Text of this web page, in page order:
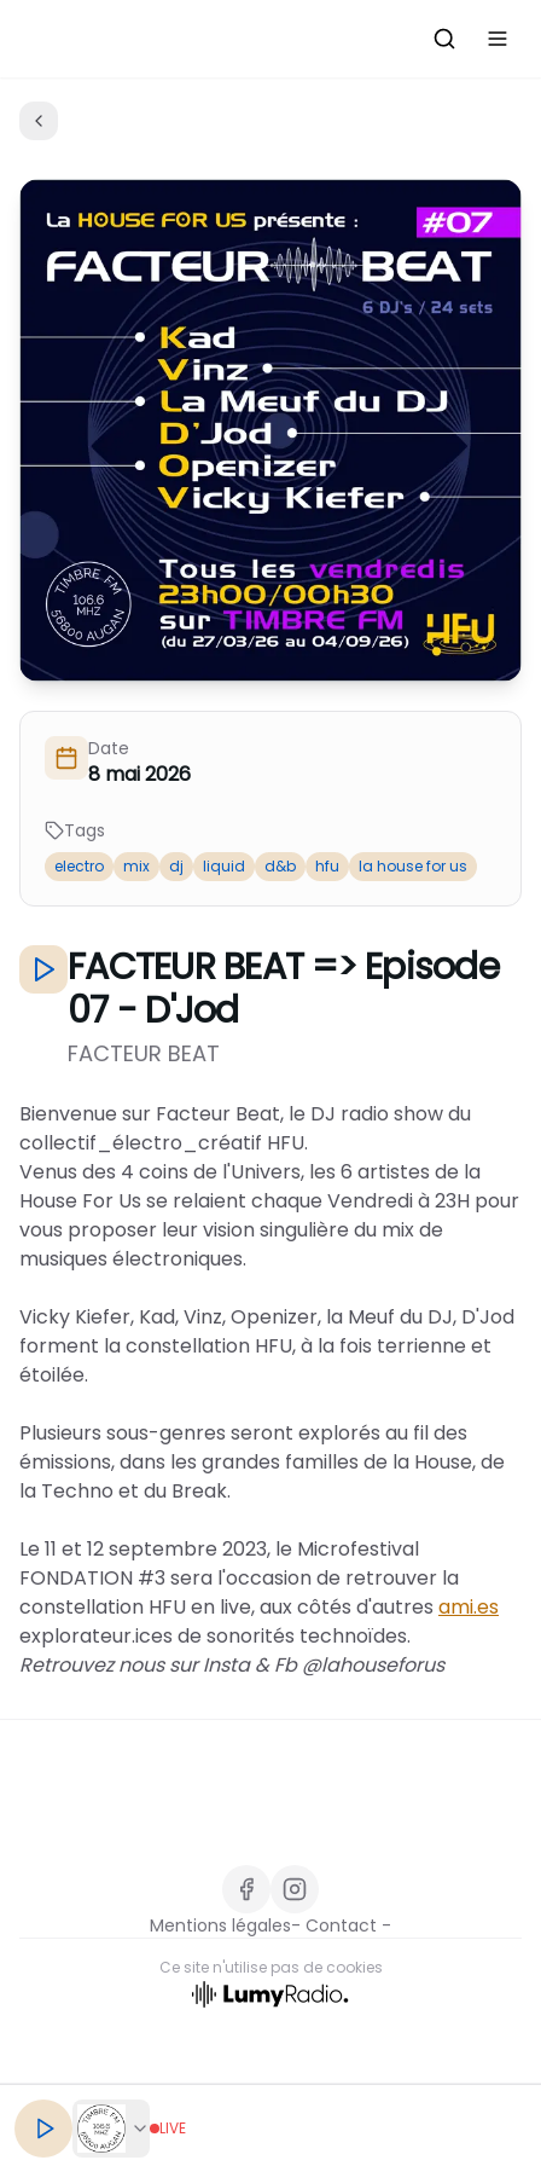
Actualités
Evénements à venir
Emissions
Grille des Programmes
C'était quoi ce morceau?
L'Association
L'équipe et les bénévoles
Nous rejoindre : Participer
Les Ateliers Radio
Les créations des Ateliers
Nos prestations
Nous Soutenir / Adhérer
J'adhère
Exprime ton soutien
Nous Contacter
La newsletter
FR
Date
8 mai 2026
Tags
electro mix dj liquid d&b hfu la house for us
FACTEUR BEAT => Episode
07 - D'Jod
FACTEUR BEAT
Bienvenue sur Facteur Beat, le DJ radio show du
collectif_électro_créatif HFU.
Venus des 4 coins de l'Univers, les 6 artistes de la
House For Us se relaient chaque Vendredi à 23H pour
vous proposer leur vision singulière du mix de
musiques électroniques.
Vicky Kiefer, Kad, Vinz, Openizer, la Meuf du DJ, D'Jod
forment la constellation HFU, à la fois terrienne et
étoilée.
Plusieurs sous-genres seront explorés au fil des
émissions, dans les grandes familles de la House, de
la Techno et du Break.
Le 11 et 12 septembre 2023, le Microfestival
FONDATION #3 sera l'occasion de retrouver la
constellation HFU en live, aux côtés d'autres ami.es
explorateur.ices de sonorités technoïdes.
Retrouvez nous sur Insta & Fb @lahouseforus
Mentions légales- Contact -
Ce site n'utilise pas de cookies
LIVE